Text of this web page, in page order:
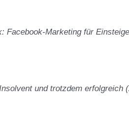
Facebook-Marketing für
und trotzdem erfolgreich